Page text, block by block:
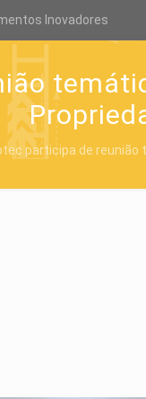
Inovadores
participa de reunião